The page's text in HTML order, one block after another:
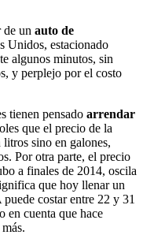
de un auto de
Unidos, estacionado
algunos minutos, sin
y perplejo por el costo
tienen pensado arrendar
que el precio de la
litros sino en galones,
Por otra parte, el precio
a finales de 2014, oscila
que hoy llenar un
costar entre 22 y 31
en cuenta que hace